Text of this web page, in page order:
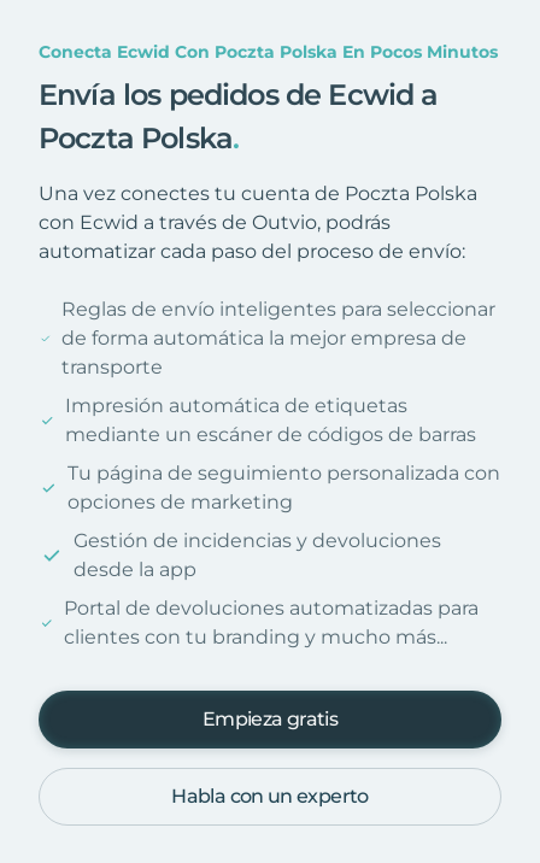
Conecta Ecwid Con Poczta Polska En Pocos Minutos
Envía los pedidos de Ecwid a
Poczta Polska.
Una vez conectes tu cuenta de Poczta Polska
con Ecwid a través de Outvio, podrás
automatizar cada paso del proceso de envío:
Reglas de envío inteligentes para seleccionar
de forma automática la mejor empresa de
transporte
Impresión automática de etiquetas
mediante un escáner de códigos de barras
Tu página de seguimiento personalizada con
opciones de marketing
Gestión de incidencias y devoluciones
desde la app
Portal de devoluciones automatizadas para
clientes con tu branding y mucho más...
Empieza gratis
Habla con un experto